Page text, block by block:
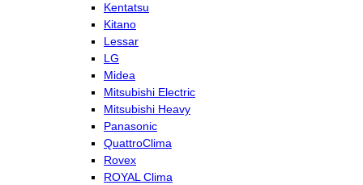
Kentatsu
Kitano
Lessar
LG
Midea
Mitsubishi Electric
Mitsubishi Heavy
Panasonic
QuattroClima
Rovex
ROYAL Clima